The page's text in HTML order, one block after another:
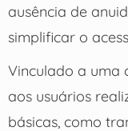
ausência de
simplificar o
Vinculado a uma
aos usuários
básicas, como